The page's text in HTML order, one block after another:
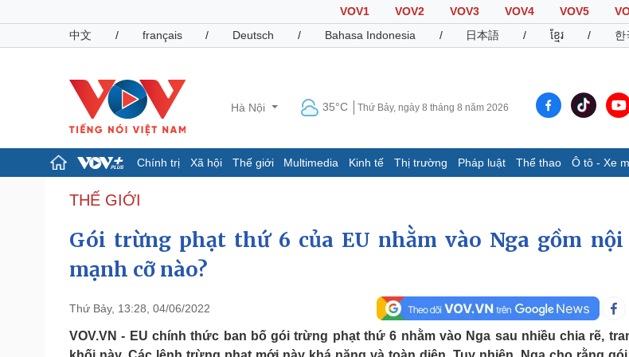
VOV1 VOV2 VOV3 VOV4 VOV5
中文
/ français / Deutsch / Bahasa Indonesia / 日本語 / ខ្មែរ / 한
Hà Nội 35°C Thứ Bảy, ngày 8 tháng 8 năm 2026
Chính trị Xã hội Thế giới Multimedia Kinh tế Thị trường Pháp luật Thể thao Ô tô - Xe
Chính trị
Tổ chức nhân sự
Quốc hội
Nhận diện sự thật
Dự báo thời tiết
Giáo dục
Cuộc sống đó đây
Hồ sơ
Ảnh
E-Magazine
Pháp luật
Vụ án
Quân sự - Quốc phòng
Vũ khí
Thể thao
Bóng đá
Ô tô - Xe máy
Ô tô
THẾ GIỚI
Gói trừng phạt thứ 6 của EU nhằm vào Nga gồm
mạnh cỡ nào?
Thứ Bảy, 13:28, 04/06/2022
VOV.VN - EU chính thức ban bố gói trừng phạt thứ 6 nhằm vào Nga sau nhiều chia rẽ,